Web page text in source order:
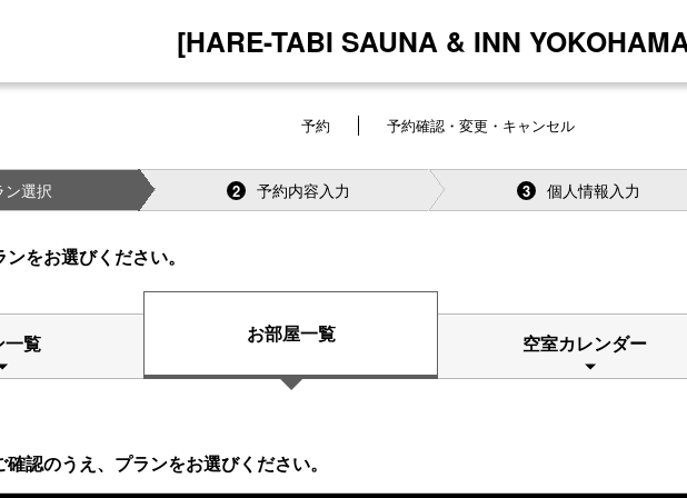
[HARE-TABI SAUNA & INN
予約 予約確認・変更・キャンセル
ン選択 2 予約内容入力 3 個人情報入力
をお選びください。
一覧 お部屋一覧 空室カレンダー
認のうえ、プランをお選びください。